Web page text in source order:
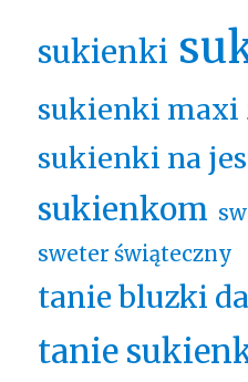
sukienki
sukienki maxi
sukienki na
sukienkom
sweter świąteczny
tanie bluzki
tanie